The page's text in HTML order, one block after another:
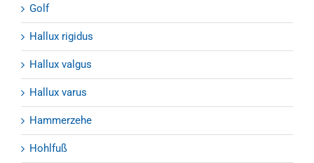
Golf
Hallux rigidus
Hallux valgus
Hallux varus
Hammerzehe
Hohlfuß